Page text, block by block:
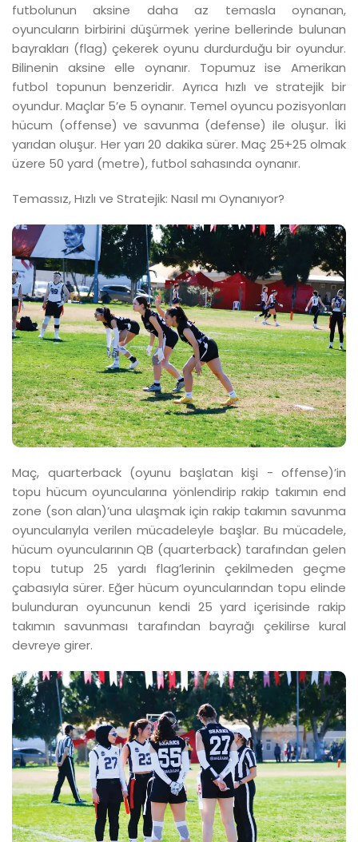
futbolunun aksine daha az temasla oynanan,
oyuncuların birbirini düşürmek yerine bellerinde bulunan
bayrakları (flag) çekerek oyunu durdurduğu bir oyundur.
Bilinenin aksine elle oynanır. Topumuz ise Amerikan
futbol topunun benzeridir. Ayrıca hızlı ve stratejik bir
oyundur. Maçlar 5’e 5 oynanır. Temel oyuncu pozisyonları
hücum (offense) ve savunma (defense) ile oluşur. İki
yarıdan oluşur. Her yarı 20 dakika sürer. Maç 25+25 olmak
üzere 50 yard (metre), futbol sahasında oynanır.
Temassız, Hızlı ve Stratejik: Nasıl mı Oynanıyor?
Maç, quarterback (oyunu başlatan kişi - offense)’in
topu hücum oyuncularına yönlendirip rakip takımın end
zone (son alan)’una ulaşmak için rakip takımın savunma
oyuncularıyla verilen mücadeleyle başlar. Bu mücadele,
hücum oyuncularının QB (quarterback) tarafından gelen
topu tutup 25 yardı flag’lerinin çekilmeden geçme
çabasıyla sürer. Eğer hücum oyuncularından topu elinde
bulunduran oyuncunun kendi 25 yard içerisinde rakip
takımın savunması tarafından bayrağı çekilirse kural
devreye girer.